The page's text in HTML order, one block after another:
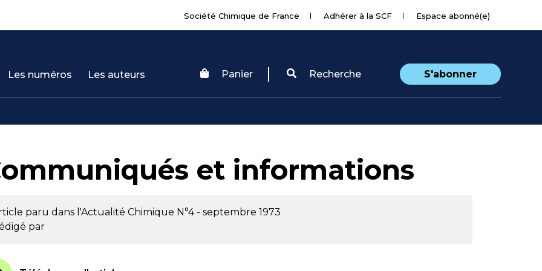
Société Chimique de France Adhérer à la SCF Espace abonné(e)
Les numéros Les auteurs Panier Recherche S'abonner
et informations
paru dans l'Actualité Chimique N°4 - septembre 1973
par